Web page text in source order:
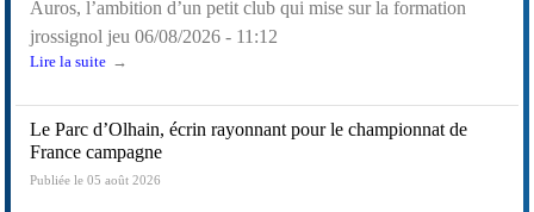
Auros, l’ambition d’un petit club qui mise sur la formation
jrossignol jeu 06/08/2026 - 11:12
Lire la suite
Le Parc d’Olhain, écrin rayonnant pour le championnat de
France campagne
Publiée le 05 août 2026